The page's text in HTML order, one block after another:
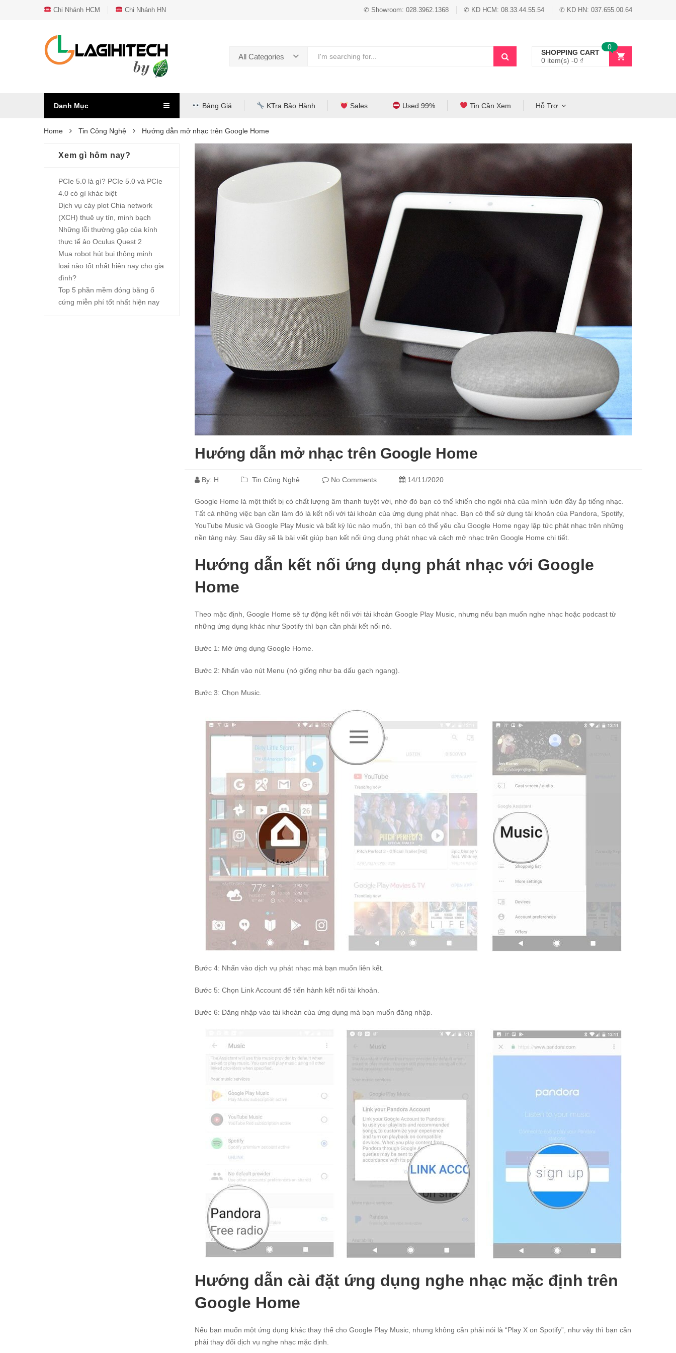
Chi Nhánh HCM Chi Nhánh HN ✆ Showroom: 028.3962.1368 ✆ KD HCM: 08.33.44.55.54 ✆ KD HN: 037.655.00.64
All Categories
SHOPPING CART
0 item(s) -0 ₫
0
Danh Mục Bảng Giá KTra Bảo Hành Sales Used 99% Tin Cần Xem Hỗ Trợ
Home Tin Công Nghệ Hướng dẫn mở nhạc trên Google Home
Hướng dẫn mở nhạc trên Google Home
By: H Tin Công Nghệ No Comments 14/11/2020
Google Home là một thiết bị có chất lượng âm thanh tuyệt vời, nhờ đó bạn có thể khiến cho ngôi nhà của mình luôn đầy ắp tiếng nhạc.
Tất cả những việc bạn cần làm đó là kết nối với tài khoản của ứng dụng phát nhạc. Bạn có thể sử dụng tài khoản của Pandora, Spotify,
YouTube Music và Google Play Music và bất kỳ lúc nào muốn, thì bạn có thể yêu cầu Google Home ngay lập tức phát nhạc trên những
nền tảng này. Sau đây sẽ là bài viết giúp bạn kết nối ứng dụng phát nhạc và cách mở nhạc trên Google Home chi tiết.
Hướng dẫn kết nối ứng dụng phát nhạc với Google
Home
Theo mặc định, Google Home sẽ tự động kết nối với tài khoản Google Play Music, nhưng nếu bạn muốn nghe nhạc hoặc podcast từ
những ứng dụng khác như Spotify thì bạn cần phải kết nối nó.
Bước 1: Mở ứng dụng Google Home.
Bước 2: Nhấn vào nút Menu (nó giống như ba dấu gạch ngang).
Bước 3: Chọn Music.
Bước 4: Nhấn vào dịch vụ phát nhạc mà bạn muốn liên kết.
Bước 5: Chọn Link Account để tiến hành kết nối tài khoản.
Bước 6: Đăng nhập vào tài khoản của ứng dụng mà bạn muốn đăng nhập.
Hướng dẫn cài đặt ứng dụng nghe nhạc mặc định trên
Google Home
Nếu bạn muốn một ứng dụng khác thay thế cho Google Play Music, nhưng không cần phải nói là “Play X on Spotify”, như vậy thì bạn cần
phải thay đổi dịch vụ nghe nhạc mặc định.
Xem gì hôm nay?
PCIe 5.0 là gì? PCIe 5.0 và PCIe
4.0 có gì khác biệt
Dịch vụ cày plot Chia network
(XCH) thuê uy tín, minh bạch
Những lỗi thường gặp của kính
thực tế ảo Oculus Quest 2
Mua robot hút bụi thông minh
loại nào tốt nhất hiện nay cho gia
đình?
Top 5 phần mềm đóng băng ổ
cứng miễn phí tốt nhất hiện nay